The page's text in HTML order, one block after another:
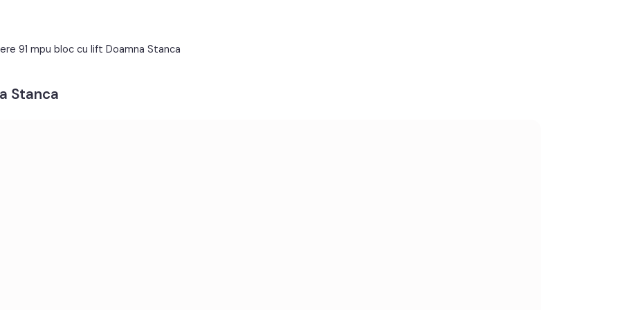
telefon, acces internet, fibra optica;
cuptor, hota, masina de spalat rufe, uscator rufe,
de cafea.
credit bancar.
de oferta / id: P24776
Lift Acoperis
91 mpu bloc cu lift Doamna Stanca
Stanca